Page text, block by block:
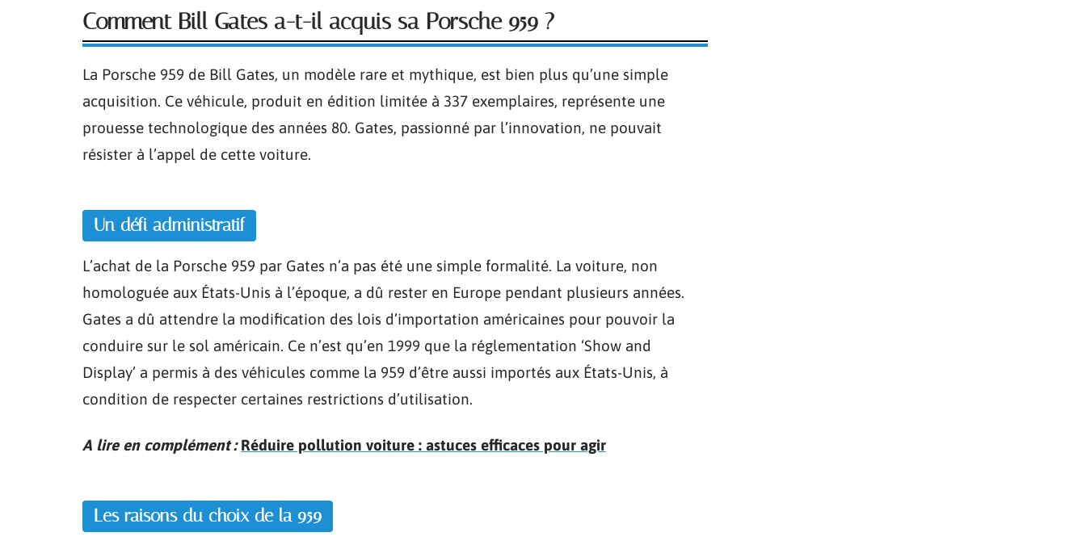
Comment Bill Gates a-t-il acquis sa Porsche 959 ?
La Porsche 959 de Bill Gates, un modèle rare et mythique, est bien plus qu’une simple
acquisition. Ce véhicule, produit en édition limitée à 337 exemplaires, représente une
prouesse technologique des années 80. Gates, passionné par l’innovation, ne pouvait
résister à l’appel de cette voiture.
Un défi administratif
L’achat de la Porsche 959 par Gates n’a pas été une simple formalité. La voiture, non
homologuée aux États-Unis à l’époque, a dû rester en Europe pendant plusieurs années.
Gates a dû attendre la modification des lois d’importation américaines pour pouvoir la
conduire sur le sol américain. Ce n’est qu’en 1999 que la réglementation ‘Show and
Display’ a permis à des véhicules comme la 959 d’être aussi importés aux États-Unis, à
condition de respecter certaines restrictions d’utilisation.
A lire en complément : Réduire pollution voiture : astuces efficaces pour agir
Les raisons du choix de la 959